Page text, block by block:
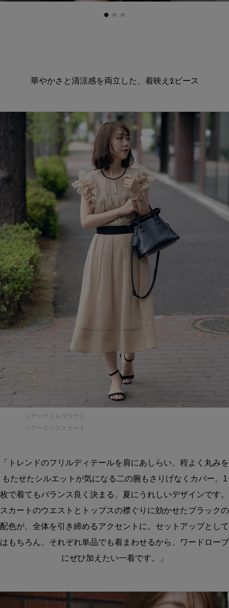
華やかさと清涼感を両立した、着映え2ピース
シアーフリルブラウス
シアータックスカート
「トレンドのフリルディテールを肩にあしらい、程よく丸みを
もたせたシルエットが気になる二の腕もさりげなくカバー。1
枚で着てもバランス良く決まる、夏にうれしいデザインです。
スカートのウエストとトップスの襟ぐりに効かせたブラックの
配色が、全体を引き締めるアクセントに。セットアップとして
はもちろん、それぞれ単品でも着まわせるから、ワードローブ
にぜひ加えたい一着です。」